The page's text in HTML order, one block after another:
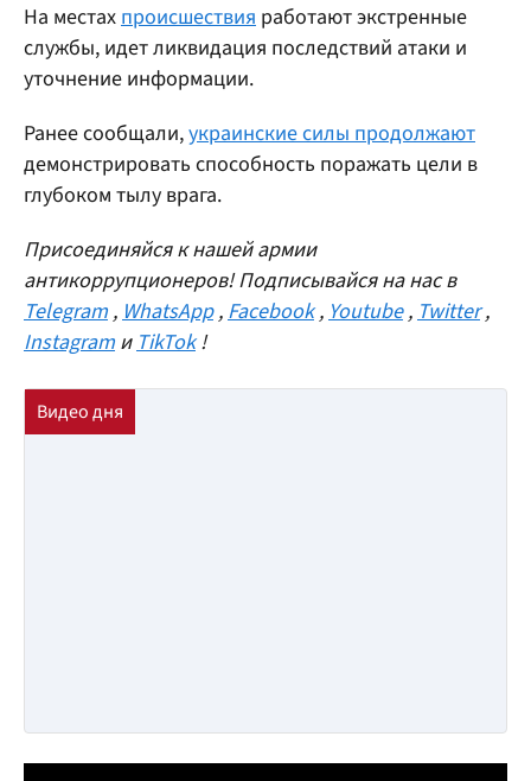
На местах происшествия работают экстренные
службы, идет ликвидация последствий атаки и
уточнение информации.
Ранее сообщали,украинские силы продолжают
демонстрировать способность поражать цели в
глубоком тылу врага.
Присоединяйся к нашей армии
антикоррупционеров! Подписывайся на нас в
Telegram , WhatsApp , Facebook , Youtube , Twitter ,
Instagram и TikTok !